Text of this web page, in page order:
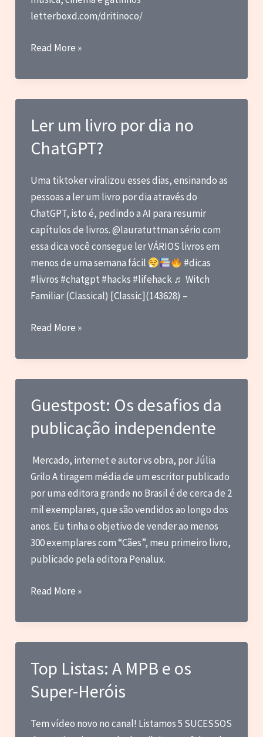
letterboxd.com/dritinoco/
CFMC
–
Lançamento
Macaco
da
Read More »
Ler um livro por dia no
ChatGPT?
Uma tiktoker viralizou esses dias, ensinando as
pessoas a ler um livro por dia através do
ChatGPT, isto é, pedindo a AI para resumir
capítulos de livros. @lauratuttman sério com
essa dica você consegue ler VÁRIOS livros em
menos de uma semana fácil
#dicas
#livros #chatgpt #hacks #lifehack ♬ Witch
Familiar (Classical) [Classic](143628) –
Ler
livro
por
no
ChatGPT?
Read More »
Guestpost: Os desafios da
publicação independente
Mercado, internet e autor vs obra, por Júlia
Grilo A tiragem média de um escritor publicado
por uma editora grande no Brasil é de cerca de 2
mil exemplares, que são vendidos ao longo dos
anos. Eu tinha o objetivo de vender ao menos
300 exemplares com “Cães”, meu primeiro livro,
publicado pela editora Penalux.
Guestpost:
desafios
da
independente
Read More »
Top Listas: A MPB e os
Super-Heróis
Tem vídeo novo no canal! Listamos 5 SUCESSOS